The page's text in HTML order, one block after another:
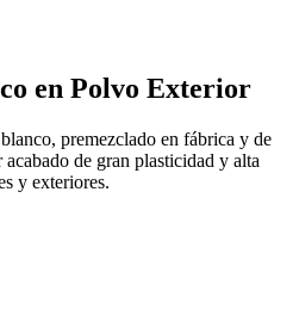
en Polvo Exterior
premezclado en fábrica y de
acabado de gran plasticidad y alta
y exteriores.